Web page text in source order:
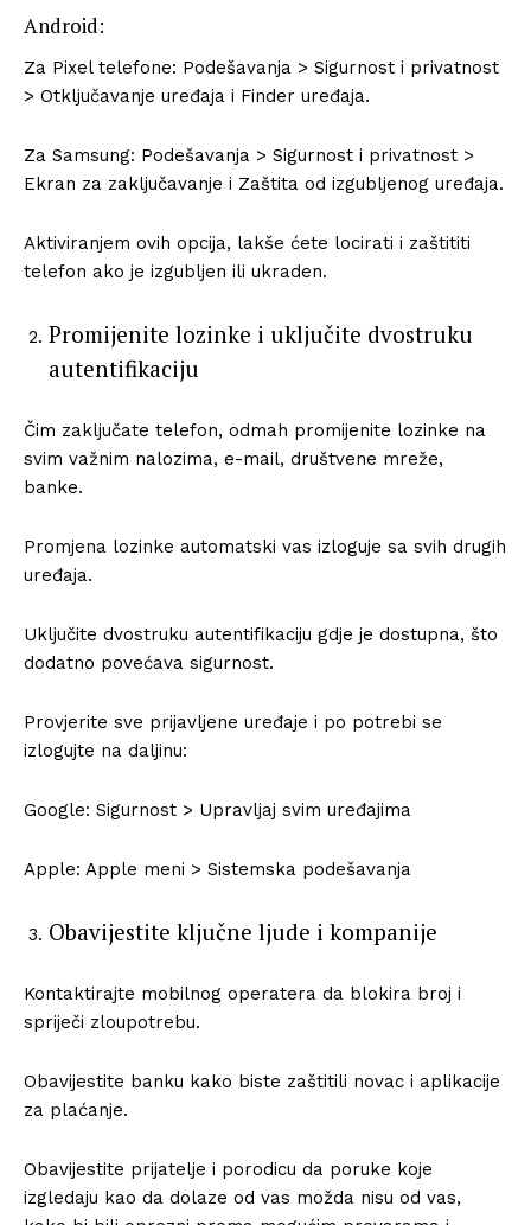
Android:
Za Pixel telefone: Podešavanja > Sigurnost i privatnost
> Otključavanje uređaja i Finder uređaja.
Za Samsung: Podešavanja > Sigurnost i privatnost >
Ekran za zaključavanje i Zaštita od izgubljenog uređaja.
Aktiviranjem ovih opcija, lakše ćete locirati i zaštititi
telefon ako je izgubljen ili ukraden.
Promijenite lozinke i uključite dvostruku
autentifikaciju
Čim zaključate telefon, odmah promijenite lozinke na
svim važnim nalozima, e-mail, društvene mreže,
banke.
Promjena lozinke automatski vas izloguje sa svih drugih
uređaja.
Uključite dvostruku autentifikaciju gdje je dostupna, što
dodatno povećava sigurnost.
Provjerite sve prijavljene uređaje i po potrebi se
izlogujte na daljinu:
Google: Sigurnost > Upravljaj svim uređajima
Apple: Apple meni > Sistemska podešavanja
Obavijestite ključne ljude i kompanije
Kontaktirajte mobilnog operatera da blokira broj i
spriječi zloupotrebu.
Obavijestite banku kako biste zaštitili novac i aplikacije
za plaćanje.
Obavijestite prijatelje i porodicu da poruke koje
izgledaju kao da dolaze od vas možda nisu od vas,